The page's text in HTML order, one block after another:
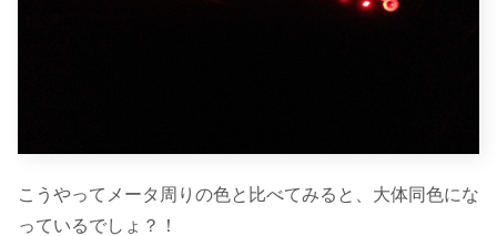
こうやってメータ周りの色と比べてみると、大体同色にな
っているでしょ？！